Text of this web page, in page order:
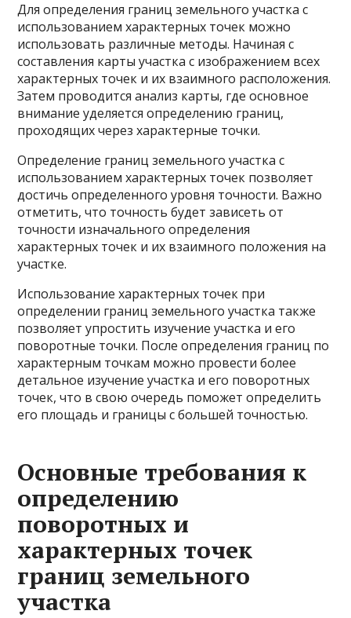
Для определения границ земельного участка с
использованием характерных точек можно
использовать различные методы. Начиная с
составления карты участка с изображением всех
характерных точек и их взаимного расположения.
Затем проводится анализ карты, где основное
внимание уделяется определению границ,
проходящих через характерные точки.
Определение границ земельного участка с
использованием характерных точек позволяет
достичь определенного уровня точности. Важно
отметить, что точность будет зависеть от
точности изначального определения
характерных точек и их взаимного положения на
участке.
Использование характерных точек при
определении границ земельного участка также
позволяет упростить изучение участка и его
поворотные точки. После определения границ по
характерным точкам можно провести более
детальное изучение участка и его поворотных
точек, что в свою очередь поможет определить
его площадь и границы с большей точностью.
Основные требования к
определению
поворотных и
характерных точек
границ земельного
участка